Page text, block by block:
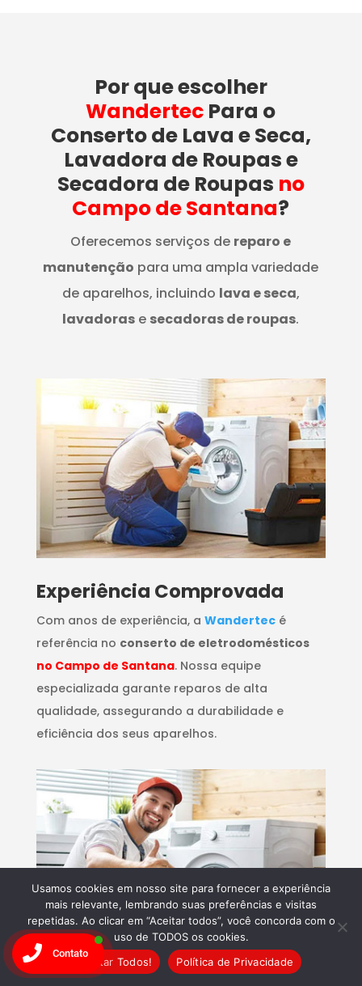
Por que escolher
Wandertec Para o
Conserto de Lava e Seca,
Lavadora de Roupas e
Secadora de Roupas no
Campo de Santana?
Oferecemos serviços de reparo e
manutenção para uma ampla variedade
de aparelhos, incluindo lava e seca,
lavadoras e secadoras de roupas.
​Experiência Comprovada
Com anos de experiência, a Wandertecé
referência no conserto de eletrodomésticos
no Campo de Santana. Nossa equipe
especializada garante reparos de alta
qualidade, assegurando a durabilidade e
eficiência dos seus aparelhos.
Usamos cookies em nosso site para fornecer a experiência
mais relevante, lembrando suas preferências e visitas
repetidas. Ao clicar em “Aceitar todos”, você concorda com o
uso de TODOS os cookies.
Aceitar Todos!
Política de Privacidade
Contato